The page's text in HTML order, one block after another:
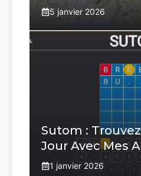
5 janvier 2026
Sutom :
Jour Avec Mes
1 janvier 2026